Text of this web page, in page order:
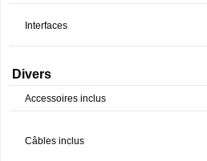
Interfaces
Divers
Accessoires inclus
Câbles inclus